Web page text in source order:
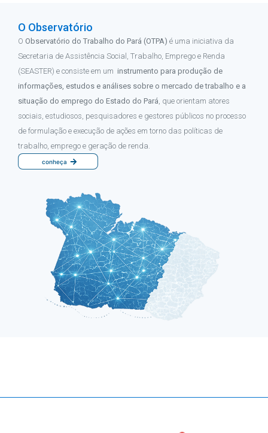
O Observatório
O Observatório do Trabalho do Pará (OTPA) é uma iniciativa da
Secretaria de Assistência Social, Trabalho, Emprego e Renda
(SEASTER) e consiste em um instrumento para produção de
informações, estudos e análises sobre o mercado de trabalho e a
situação do emprego do Estado do Pará, que orientam atores
sociais, estudiosos, pesquisadores e gestores públicos no processo
de formulação e execução de ações em torno das políticas de
trabalho, emprego e geração de renda.
conheça